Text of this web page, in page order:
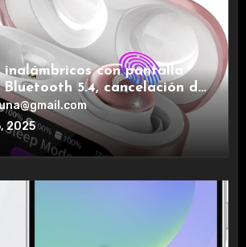
inalámbricos con pantalla
5.4, cancelación de
y de larga duración.
2025